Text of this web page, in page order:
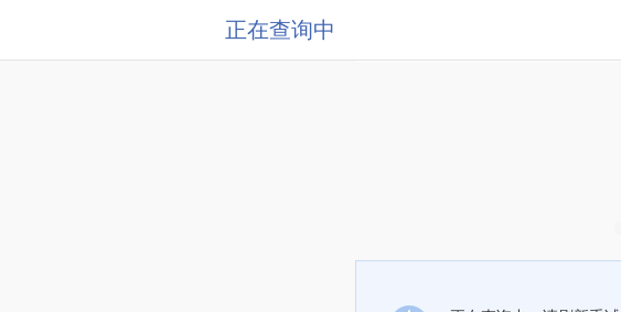
正在查询中